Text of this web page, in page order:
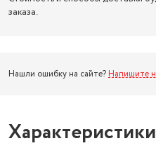
заказа.
Нашли ошибку на сайте? Напишите
Характеристики